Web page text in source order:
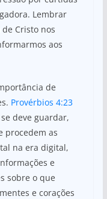
Lembrar
Cristo nos
aos
de
Provérbios 4:23
deve guardar,
procedem as
na era digital,
e
sobre o que
e corações